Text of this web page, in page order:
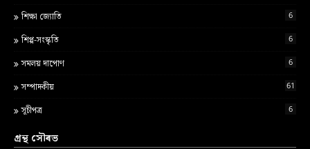
শ‍িক্ষা জ্য‍োত‍ি 6
শিপ্প-সংস্কৃতি 6
সমলয় দাপোণ 6
সম্পাদকীয় 61
সূচীপত্ৰ 6
গ্ৰন্থ সৌৰভ